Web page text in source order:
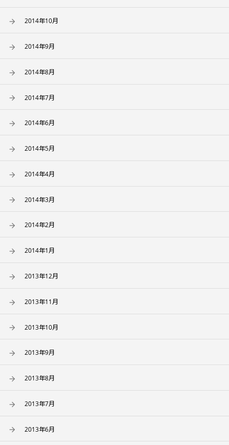
2014年10月
2014年9月
2014年8月
2014年7月
2014年6月
2014年5月
2014年4月
2014年3月
2014年2月
2014年1月
2013年12月
2013年11月
2013年10月
2013年9月
2013年8月
2013年7月
2013年6月